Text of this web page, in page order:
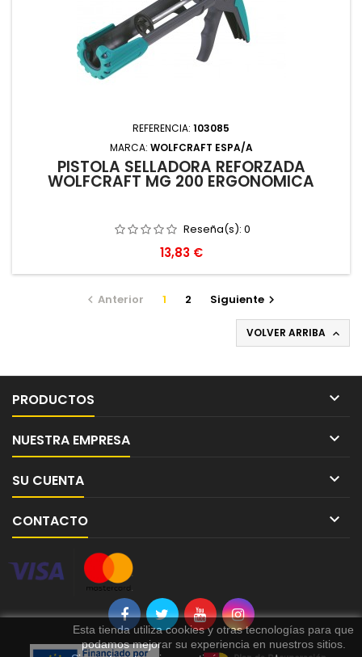
REFERENCIA: 103085
MARCA: WOLFCRAFT ESPA/A
PISTOLA SELLADORA REFORZADA
WOLFCRAFT MG 200 ERGONOMICA
Reseña(s): 0
Precio
13,83 €
 Anterior 1 2 Siguiente 
VOLVER ARRIBA 
PRODUCTOS 
NUESTRA EMPRESA 
SU CUENTA 
CONTACTO 
Esta tienda utiliza cookies y otras tecnologías para que
podamos mejorar su experiencia en nuestros sitios.